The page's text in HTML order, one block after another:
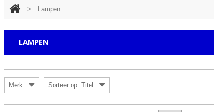
> Lampen
LAMPEN
Merk Sorteer op: Titel